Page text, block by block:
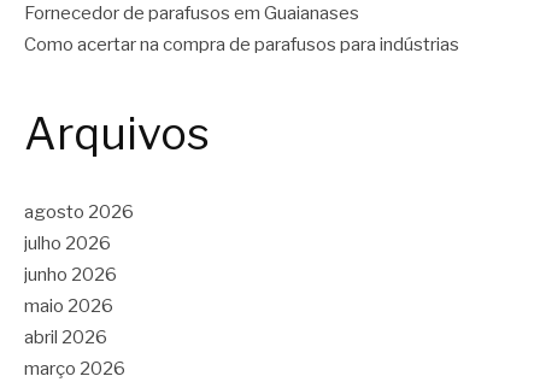
Fornecedor de parafusos em Guaianases
Como acertar na compra de parafusos para indústrias
Arquivos
agosto 2026
julho 2026
junho 2026
maio 2026
abril 2026
março 2026